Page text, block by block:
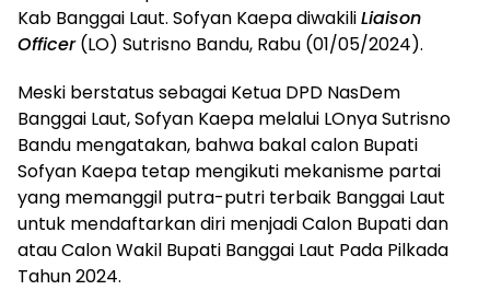
Kab Banggai Laut. Sofyan Kaepa diwakiliLiaison
Officer(LO) Sutrisno Bandu, Rabu (01/05/2024).
Meski berstatus sebagai Ketua DPD NasDem
Banggai Laut, Sofyan Kaepa melalui LOnya Sutrisno
Bandu mengatakan, bahwa bakal calon Bupati
Sofyan Kaepa tetap mengikuti mekanisme partai
yang memanggil putra-putri terbaik Banggai Laut
untuk mendaftarkan diri menjadi Calon Bupati dan
atau Calon Wakil Bupati Banggai Laut Pada Pilkada
Tahun 2024.